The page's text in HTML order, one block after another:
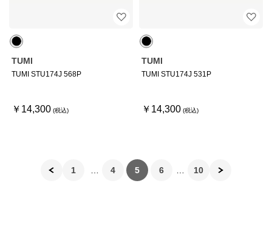
TUMI
TUMI STU174J 568P
￥14,300
TUMI
TUMI STU174J 531P
￥14,300
1 4 5 6 10